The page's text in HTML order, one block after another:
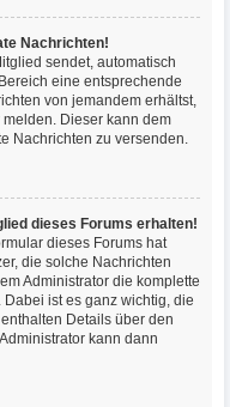
Nachrichten!
sendet, automatisch
eine entsprechende
von jemandem erhältst,
Dieser kann dem
Nachrichten zu versenden.
dieses Forums erhalten!
dieses Forums hat
die solche Nachrichten
Administrator die komplette
ist es ganz wichtig, die
Details über den
kann dann